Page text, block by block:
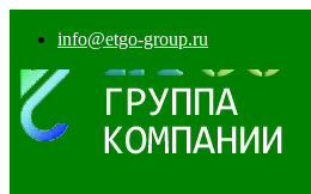
info@etgo-group.ru